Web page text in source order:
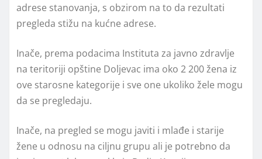
adrese stanovanja, s obzirom na to da rezultati
pregleda stižu na kućne adrese.
Inače, prema podacima Instituta za javno zdravlje
na teritoriji opštine Doljevac ima oko 2 200 žena iz
ove starosne kategorije i sve one ukoliko žele mogu
da se pregledaju.
Inače, na pregled se mogu javiti i mlađe i starije
žene u odnosu na ciljnu grupu ali je potrebno da